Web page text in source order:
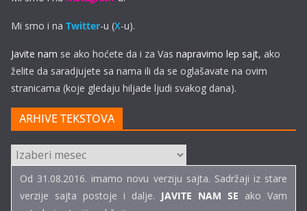
Mi smo i na Twitter-u (X-u).
Javite nam se ako hoćete da i za Vas napravimo lep sajt, ako
želite da saradjujete sa nama ili da se oglašavate na ovim
stranicama (koje gledaju hiljade ljudi svakog dana).
ARHIVE TEKSTOVA
ARHIVE
TEKSTOVA
Od 31.08.2016. imamo novu verziju sajta. Sadržaji iz stare
verzije sajta postoje i dalje. JAVITE NAM SE ako Vam